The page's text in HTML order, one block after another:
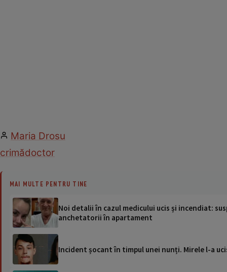
Maria Drosu
crimădoctor
MAI MULTE PENTRU TINE
Noi detalii în cazul medicului ucis și incendiat:
anchetatorii în apartament
Incident șocant în timpul unei nunți. Mirele l-a